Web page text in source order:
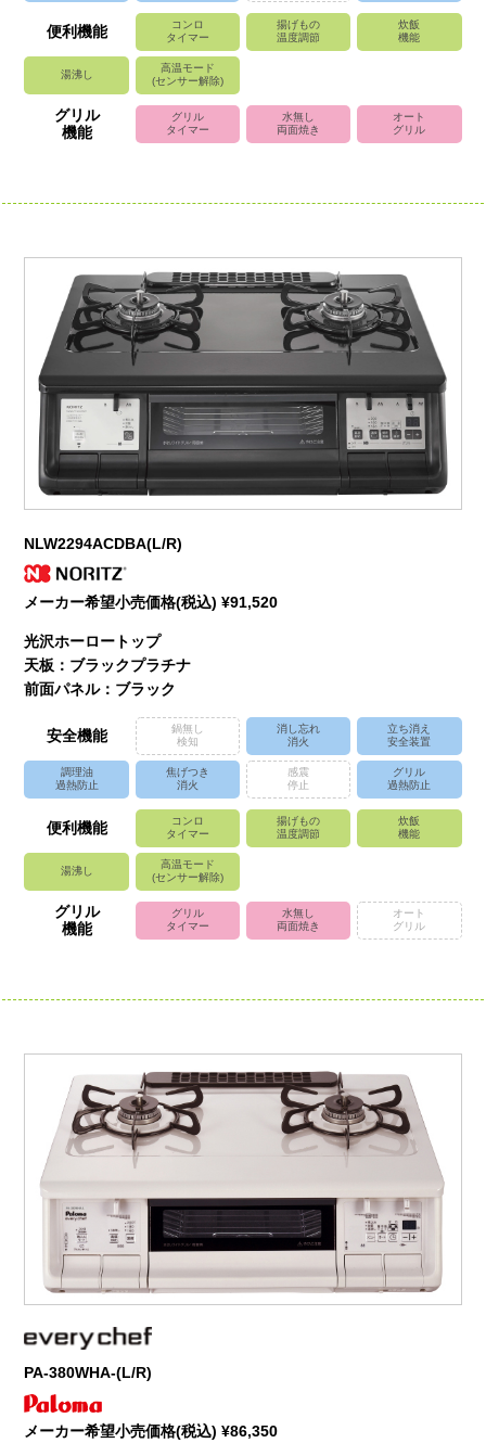
便利機能
コンロ
タイマー
揚げもの
温度調節
炊飯
機能
湯沸し
高温モード
(センサー解除)
グリル
機能
グリル
タイマー
水無し
両面焼き
オート
グリル
NLW2294ACDBA(L/R)
メーカー希望小売価格(税込) ¥91,520
光沢ホーロートップ
天板：ブラックプラチナ
前面パネル：ブラック
安全機能
鍋無し
検知
消し忘れ
消火
立ち消え
安全装置
調理油
過熱防止
焦げつき
消火
感震
停止
グリル
過熱防止
便利機能
コンロ
タイマー
揚げもの
温度調節
炊飯
機能
湯沸し
高温モード
(センサー解除)
グリル
機能
グリル
タイマー
水無し
両面焼き
オート
グリル
PA-380WHA-(L/R)
メーカー希望小売価格(税込) ¥86,350